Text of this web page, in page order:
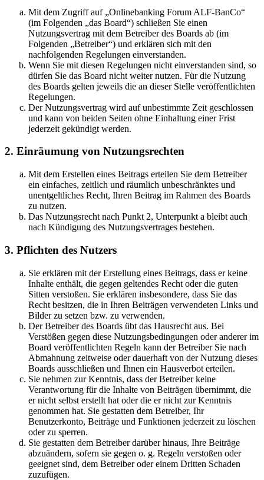
Mit dem Zugriff auf „Onlinebanking Forum ALF-BanCo“
(im Folgenden „das Board“) schließen Sie einen
Nutzungsvertrag mit dem Betreiber des Boards ab (im
Folgenden „Betreiber“) und erklären sich mit den
nachfolgenden Regelungen einverstanden.
Wenn Sie mit diesen Regelungen nicht einverstanden sind, so
dürfen Sie das Board nicht weiter nutzen. Für die Nutzung
des Boards gelten jeweils die an dieser Stelle veröffentlichten
Regelungen.
Der Nutzungsvertrag wird auf unbestimmte Zeit geschlossen
und kann von beiden Seiten ohne Einhaltung einer Frist
jederzeit gekündigt werden.
2. Einräumung von Nutzungsrechten
Mit dem Erstellen eines Beitrags erteilen Sie dem Betreiber
ein einfaches, zeitlich und räumlich unbeschränktes und
unentgeltliches Recht, Ihren Beitrag im Rahmen des Boards
zu nutzen.
Das Nutzungsrecht nach Punkt 2, Unterpunkt a bleibt auch
nach Kündigung des Nutzungsvertrages bestehen.
3. Pflichten des Nutzers
Sie erklären mit der Erstellung eines Beitrags, dass er keine
Inhalte enthält, die gegen geltendes Recht oder die guten
Sitten verstoßen. Sie erklären insbesondere, dass Sie das
Recht besitzen, die in Ihren Beiträgen verwendeten Links und
Bilder zu setzen bzw. zu verwenden.
Der Betreiber des Boards übt das Hausrecht aus. Bei
Verstößen gegen diese Nutzungsbedingungen oder anderer im
Board veröffentlichten Regeln kann der Betreiber Sie nach
Abmahnung zeitweise oder dauerhaft von der Nutzung dieses
Boards ausschließen und Ihnen ein Hausverbot erteilen.
Sie nehmen zur Kenntnis, dass der Betreiber keine
Verantwortung für die Inhalte von Beiträgen übernimmt, die
er nicht selbst erstellt hat oder die er nicht zur Kenntnis
genommen hat. Sie gestatten dem Betreiber, Ihr
Benutzerkonto, Beiträge und Funktionen jederzeit zu löschen
oder zu sperren.
Sie gestatten dem Betreiber darüber hinaus, Ihre Beiträge
abzuändern, sofern sie gegen o. g. Regeln verstoßen oder
geeignet sind, dem Betreiber oder einem Dritten Schaden
zuzufügen.